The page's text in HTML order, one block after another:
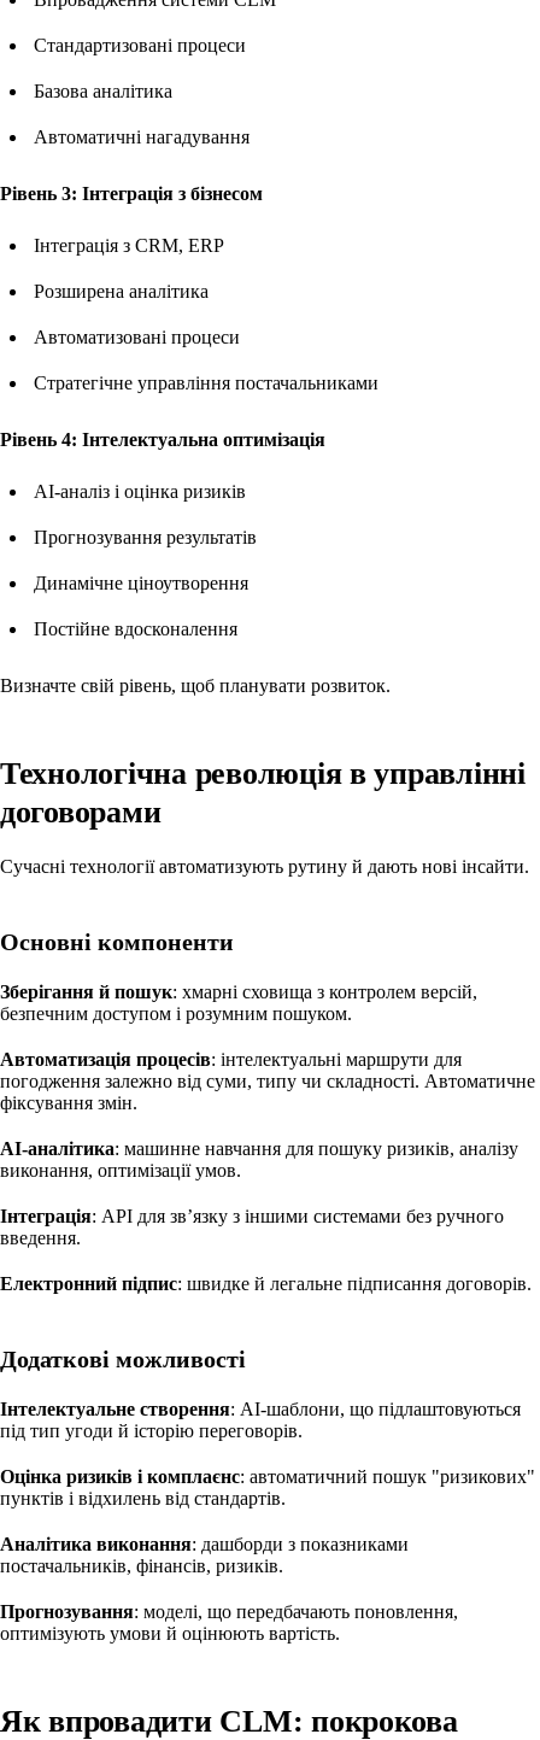
Стандартизовані процеси
Базова аналітика
Автоматичні нагадування
Рівень 3: Інтеграція з бізнесом
Інтеграція з CRM, ERP
Розширена аналітика
Автоматизовані процеси
Стратегічне управління постачальниками
Рівень 4: Інтелектуальна оптимізація
AI-аналіз і оцінка ризиків
Прогнозування результатів
Динамічне ціноутворення
Постійне вдосконалення
Визначте свій рівень, щоб планувати розвиток.
Технологічна революція в управлінні
договорами
Сучасні технології автоматизують рутину й дають нові інсайти.
Основні компоненти
Зберігання й пошук: хмарні сховища з контролем версій,
безпечним доступом і розумним пошуком.
Автоматизація процесів: інтелектуальні маршрути для
погодження залежно від суми, типу чи складності. Автоматичне
фіксування змін.
AI-аналітика: машинне навчання для пошуку ризиків, аналізу
виконання, оптимізації умов.
Інтеграція: API для зв’язку з іншими системами без ручного
введення.
Електронний підпис: швидке й легальне підписання договорів.
Додаткові можливості
Інтелектуальне створення: AI-шаблони, що підлаштовуються
під тип угоди й історію переговорів.
Оцінка ризиків і комплаєнс: автоматичний пошук "ризикових"
пунктів і відхилень від стандартів.
Аналітика виконання: дашборди з показниками
постачальників, фінансів, ризиків.
Прогнозування: моделі, що передбачають поновлення,
оптимізують умови й оцінюють вартість.
Як впровадити CLM: покрокова